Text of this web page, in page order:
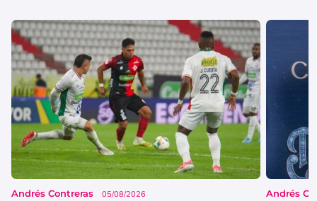
Andrés Contreras 05/08/2026 Andrés